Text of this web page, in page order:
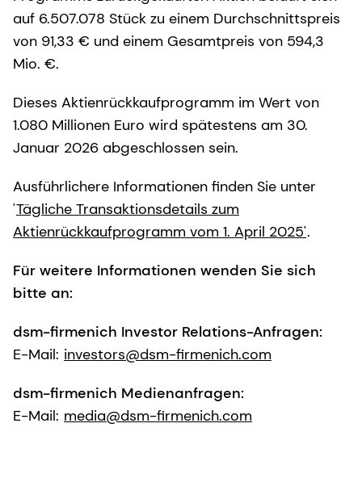
auf 6.507.078 Stück zu einem Durchschnittspreis
von 91,33 € und einem Gesamtpreis von 594,3
Mio. €.
Dieses Aktienrückkaufprogramm im Wert von
1.080 Millionen Euro wird spätestens am 30.
Januar 2026 abgeschlossen sein.
Ausführlichere Informationen finden Sie unter
'Tägliche Transaktionsdetails zum
Aktienrückkaufprogramm vom 1. April 2025'.
Für weitere Informationen wenden Sie sich
bitte an:
dsm-firmenich Investor Relations-Anfragen:
E-Mail: investors@dsm-firmenich.com
dsm-firmenich Medienanfragen:
E-Mail: media@dsm-firmenich.com